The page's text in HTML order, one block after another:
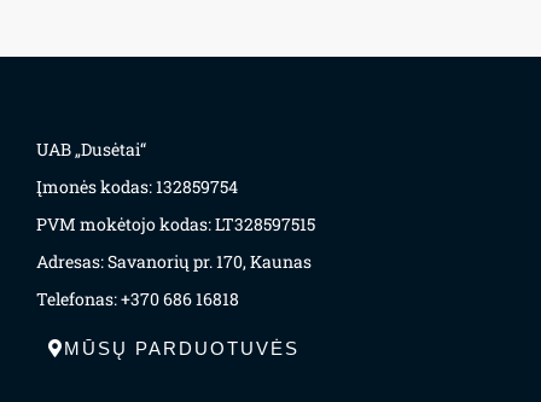
UAB „Dusėtai“
Įmonės kodas: 132859754
PVM mokėtojo kodas: LT328597515
Adresas: Savanorių pr. 170, Kaunas
Telefonas: +370 686 16818
MŪSŲ PARDUOTUVĖS